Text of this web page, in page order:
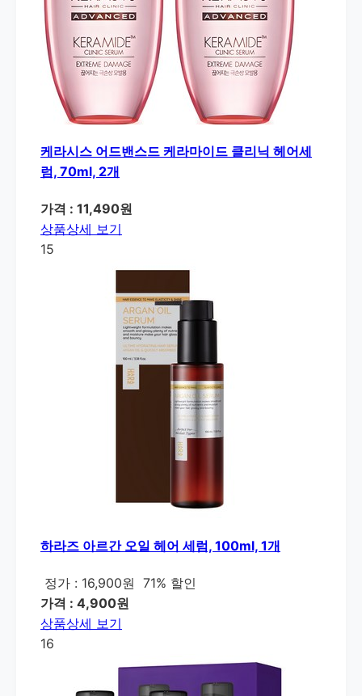
케라시스 어드밴스드 케라마이드 클리닉 헤어세
럼, 70ml, 2개
가격 : 11,490원
상품상세 보기
15
하라즈 아르간 오일 헤어 세럼, 100ml, 1개
정가 : 16,900원 71% 할인
가격 : 4,900원
상품상세 보기
16